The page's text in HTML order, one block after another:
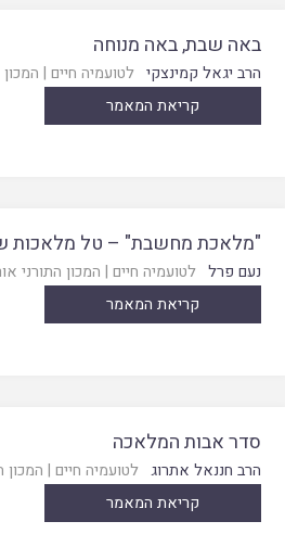
באה שבת, באה מנוחה
הרב יגאל קמינצקי לטועמיה חיים |
קריאת המאמר
"מלאכת מחשבת" – טל מלאכות
נעם פרל לטועמיה חיים | המכון התורני
קריאת המאמר
סדר אבות המלאכה
הרב חננאל אתרוג לטועמיה חיים | המכון
קריאת המאמר